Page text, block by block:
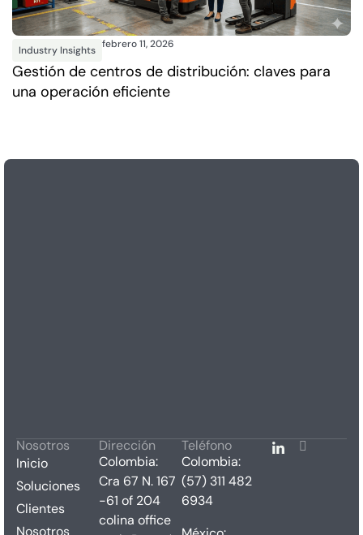
Industry Insights febrero 11, 2026
Gestión de centros de distribución: claves para
una operación eficiente
Nosotros
Inicio
Soluciones
Clientes
Nosotros
Dirección
Colombia:
Cra 67 N. 167
-61 of 204
colina office
Teléfono
Colombia:
(57) 311 482
6934